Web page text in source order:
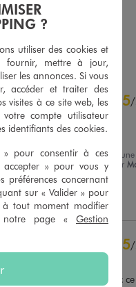
3.5/5 de moyenne
AJOUTER AU PANIER
5/
Avis vérifié et récompensé
Chausse très bien 👍
Avis du21/01/2026
, suite à une
expérience du17/12/2025 par
Christine H.
Utile(0) Signaler
5/
Avis vérifié et récompensé
Chaussures adaptées avec ce
?
utiliser des cookies et
fournir, mettre à jour,
les annonces. Si vous
accéder et traiter des
visites à ce site web, les
compte utilisateur
identifiants des cookies.
» pour consentir à ces
» pour vous y
préférences concernant
sur « Valider » pour
à tout moment modifier
notre page « Gestion